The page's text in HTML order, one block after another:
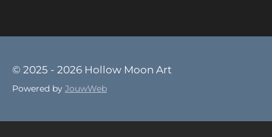
© 2025 - 2026 Hollow Moon Art
Powered by JouwWeb